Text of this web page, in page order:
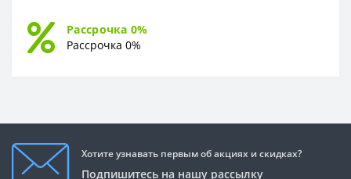
Рассрочка 0%
Рассрочка 0%
Хотите узнавать первым об акциях и скидках?
Подпишитесь на нашу рассылку